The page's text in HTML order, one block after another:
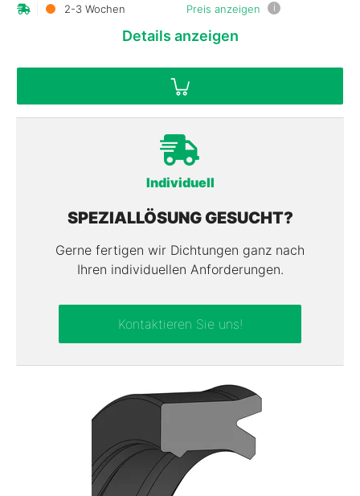
Preis anzeigen i
2-3 Wochen
Details anzeigen
Individuell
SPEZIALLÖSUNG GESUCHT?
Gerne fertigen wir Dichtungen ganz nach
Ihren individuellen Anforderungen.
Kontaktieren Sie uns!